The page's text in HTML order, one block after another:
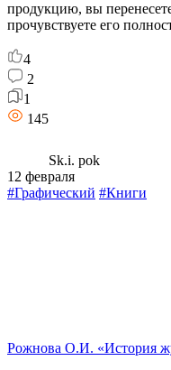
продукцию, вы
прочувствуете его
4
2
1
145
Sk.i. pok
12 февраля
#Графический #Книги
Рожнова О.И. «История